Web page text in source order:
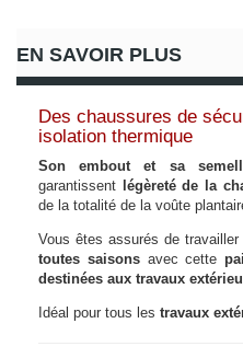
EN SAVOIR PLUS
Des chaussures de
isolation thermique
Son embout et sa
garantissent
légèreté de la
de la totalité de la voûte
Vous êtes assurés de
toutes saisonsavec cette
destinées aux travaux
Idéal pour tous les travaux